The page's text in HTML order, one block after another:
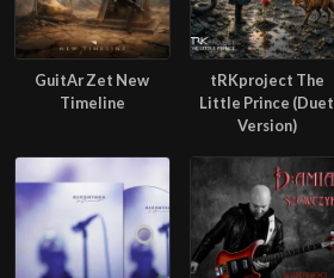
GuitAr Zet New
Timeline
tRKproject The
Little Prince (Duet
Version)